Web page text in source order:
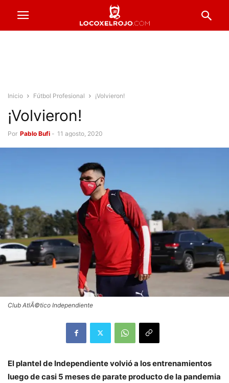
Inicio Fútbol Profesional ¡Volvieron!
¡Volvieron!
Por Pablo Bufi - 11 agosto, 2020
Club AtlÃ©tico Independiente
El plantel de Independiente volvió a los entrenamientos
luego de casi 5 meses de parate producto de la pandemia